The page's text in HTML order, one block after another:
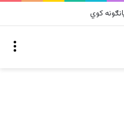
اړولي